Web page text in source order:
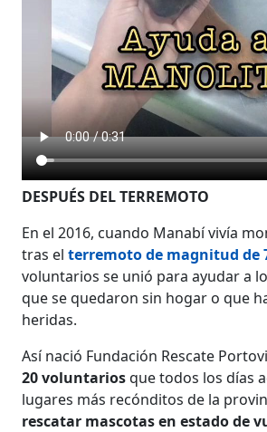
DESPUÉS DEL TERREMOTO
En el 2016, cuando Manabí vivía
tras el terremoto de magnitud de
voluntarios se unió para ayudar a
que se quedaron sin hogar o que
heridas.
Así nació Fundación Rescate
20 voluntariosque todos los días
lugares más recónditos de la
rescatar mascotas en estado de